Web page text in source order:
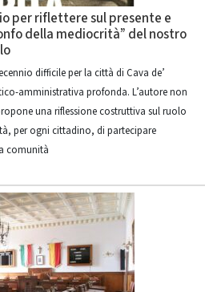
per riflettere sul presente e
della mediocrità” del nostro
difficile per la città di Cava de’
amministrativa profonda. L’autore non
una riflessione costruttiva sul ruolo
per ogni cittadino, di partecipare
comunità